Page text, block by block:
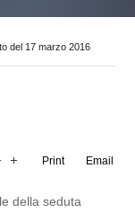
del 17 marzo 2016
Print Email
della seduta